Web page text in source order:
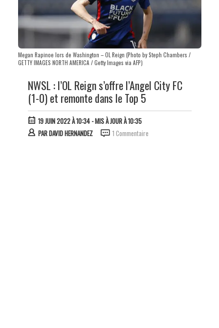
Megan Rapinoe lors de Washington – OL Reign (Photo by Steph Chambers /
GETTY IMAGES NORTH AMERICA / Getty Images via AFP)
NWSL : l’OL Reign s’offre l’Angel City FC
(1-0) et remonte dans le Top 5
19 JUIN 2022 À 10:34- MIS À JOUR À 10:35
PARDAVID HERNANDEZ 1 Commentaire